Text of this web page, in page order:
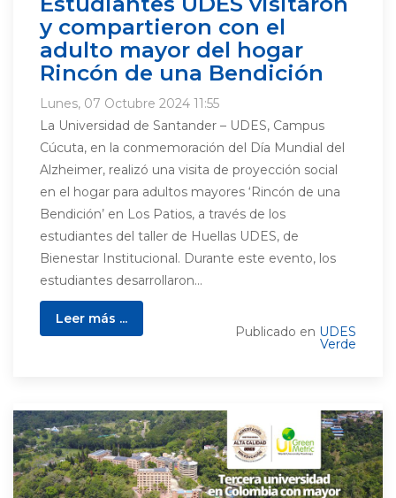
y compartieron con el
adulto mayor del hogar
Rincón de una Bendición
Lunes, 07 Octubre 2024 11:55
La Universidad de Santander – UDES, Campus
Cúcuta, en la conmemoración del Día Mundial del
Alzheimer, realizó una visita de proyección social
en el hogar para adultos mayores ‘Rincón de una
Bendición’ en Los Patios, a través de los
estudiantes del taller de Huellas UDES, de
Bienestar Institucional. Durante este evento, los
estudiantes desarrollaron...
Leer más ...
Publicado en UDES
Verde